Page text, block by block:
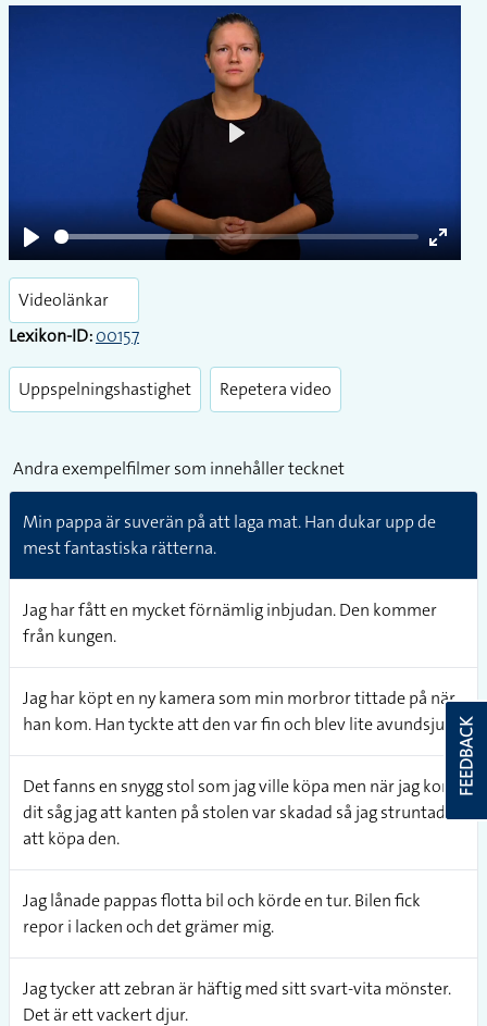
Play
Enter
Videolänkar
Lexikon-ID:00157
Uppspelningshastighet Repetera video
Andra exempelfilmer som innehåller tecknet
Min pappa är suverän på att laga mat. Han dukar upp de
mest fantastiska rätterna.
Jag har fått en mycket förnämlig inbjudan. Den kommer
från kungen.
Jag har köpt en ny kamera som min morbror tittade på när
han kom. Han tyckte att den var fin och blev lite avundsjuk.
Det fanns en snygg stol som jag ville köpa men när jag kom
dit såg jag att kanten på stolen var skadad så jag struntade i
att köpa den.
Jag lånade pappas flotta bil och körde en tur. Bilen fick
repor i lacken och det grämer mig.
Jag tycker att zebran är häftig med sitt svart-vita mönster.
Det är ett vackert djur.
FEEDBACK